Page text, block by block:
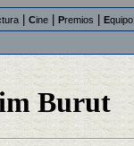
Cine Premios Equipo
Burut